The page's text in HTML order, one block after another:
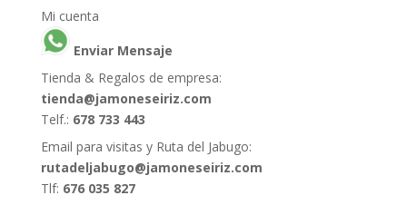
Mi cuenta
Enviar Mensaje
Tienda & Regalos de empresa:
tienda@jamoneseiriz.com
Telf.: 678 733 443
Email para visitas y Ruta del Jabugo:
rutadeljabugo@jamoneseiriz.com
Tlf: 676 035 827